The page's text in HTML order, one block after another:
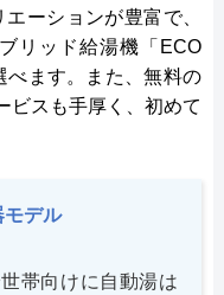
ーションが豊富で、
リッド給湯機「ECO
べます。また、無料の
ビスも手厚く、初めて
モデル
帯向けに自動湯は